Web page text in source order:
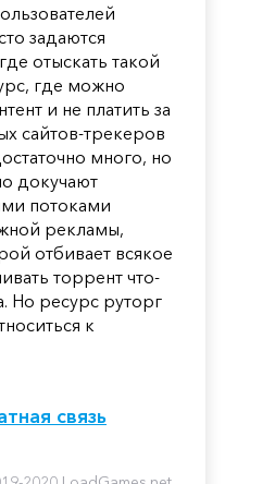
задаются
отыскать такой
где можно
и не платить за
сайтов-трекеров
много, но
докучают
потоками
рекламы,
отбивает всякое
торрент что-
Но ресурс руторг
к
связь